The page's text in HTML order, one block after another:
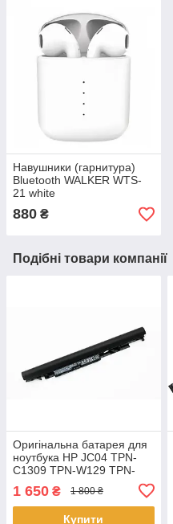
Навушники (гарнитура)
Bluetooth WALKER WTS-
21 white
880 ₴
Подібні товари компанії
Оригінальна батарея для
ноутбука HP JC04 TPN-
C1309 TPN-W129 TPN-
1 650 ₴ 1 800 ₴
Купити